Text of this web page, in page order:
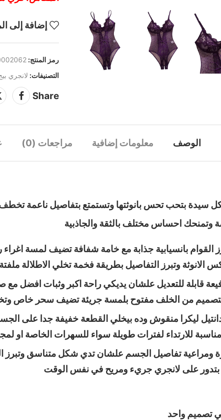
إضافة إلى
رمز المنتج:
التصنيفات: لانجري
Share
الوصف معلومات إضافية مراجعات (0)
بتحب تحس بانوثتها وتستمتع بتفاصيل ناعمة
احساس مختلف بالثقة والجاذبية
القوام بانسيابية جذابة مع خامة شفافة تضيف لمسة اغراء
وتبرز التفاصيل بطريقة فخمة تخلي الاطلالة
قابلة للتعديل علشان يديكي راحة اكبر وثبات افضل
من الخلف مفتوح بلمسة جريئة تضيف سحر خاص
دانتيل ليكرا منقوش وده بيخلي القطعة خفيفة جدا على
للارتداء لفترات طويلة سواء للسهرات الخاصة او
ومراعية تفاصيل الجسم علشان تدي شكل متناسق
بتدور على لانجري جريء ومريح في نفس الوقت
في تصميم واحد